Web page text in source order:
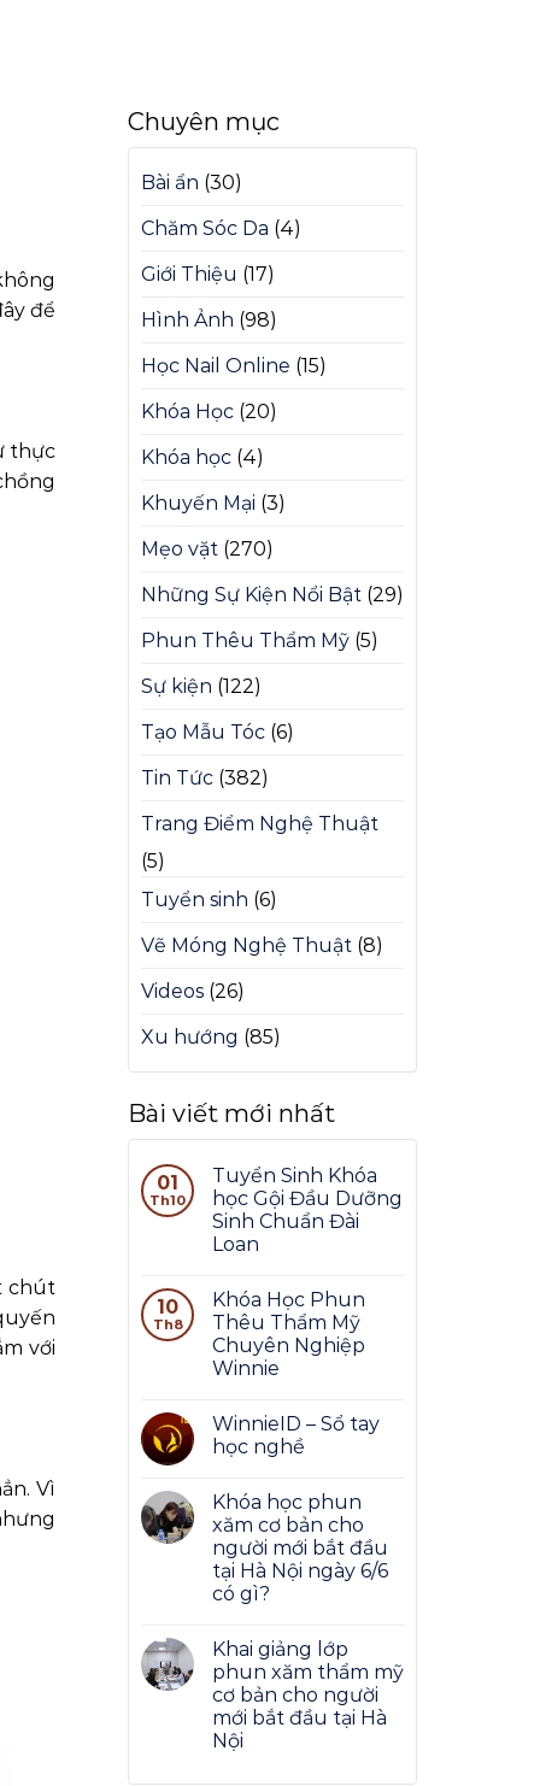
để
thực
chút
với
Vì
Chuyên mục
Bài ẩn (30)
Chăm Sóc Da (4)
Giới Thiệu (17)
Hình Ảnh (98)
Học Nail Online (15)
Khóa Học (20)
Khóa học (4)
Khuyến Mại (3)
Mẹo vặt (270)
Những Sự Kiện Nổi Bật (29)
Phun Thêu Thẩm Mỹ (5)
Sự kiện (122)
Tạo Mẫu Tóc (6)
Tin Tức (382)
Trang Điểm Nghệ Thuật
(5)
Tuyển sinh (6)
Vẽ Móng Nghệ Thuật (8)
Videos (26)
Xu hướng (85)
Bài viết mới nhất
01
Th10
Tuyển Sinh Khóa
học Gội Đầu Dưỡng
Sinh Chuẩn Đài
Loan
10
Th8
Khóa Học Phun
Thêu Thẩm Mỹ
Chuyên Nghiệp
Winnie
WinnieID – Sổ tay
học nghề
Khóa học phun
xăm cơ bản cho
người mới bắt đầu
tại Hà Nội ngày 6/6
có gì?
Khai giảng lớp
phun xăm thẩm mỹ
cơ bản cho người
mới bắt đầu tại Hà
Nội